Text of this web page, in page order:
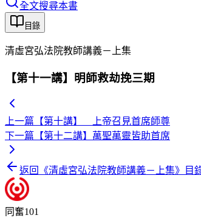
全文搜尋本書
目錄
清虛宮弘法院教師講義－上集
【第十一講】明師救劫挽三期
上一篇 【第十講】 上帝召見首席師尊
下一篇 【第十二講】萬聖萬靈皆助首席
返回《清虛宮弘法院教師講義－上集》目
同奮101